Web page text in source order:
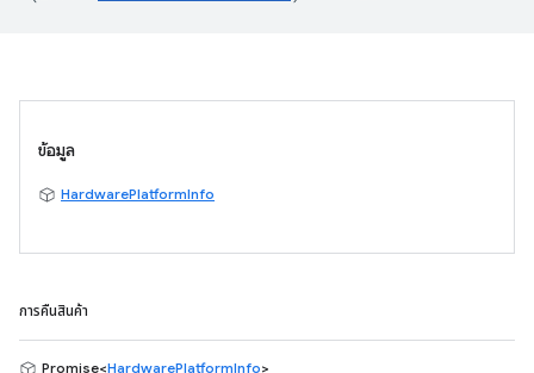
ข้อมูล
HardwarePlatformInfo
การคืนสินค้า
Promise<HardwarePlatformInfo>